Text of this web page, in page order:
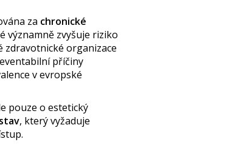
za chronické
významně zvyšuje riziko
zdravotnické organizace
příčiny
v evropské
pouze o estetický
, který vyžaduje